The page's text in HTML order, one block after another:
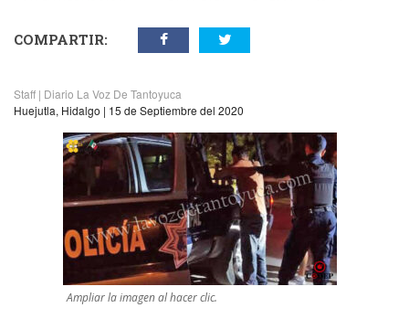
COMPARTIR:
Staff | Diario La Voz De Tantoyuca
Huejutla, Hidalgo | 15 de Septiembre del 2020
Ampliar la imagen al hacer clic.